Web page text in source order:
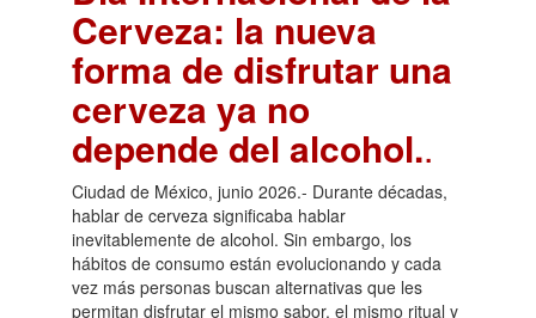
Cerveza: la nueva
forma de disfrutar una
cerveza ya no
depende del alcohol..
Ciudad de México, junio 2026.- Durante décadas,
hablar de cerveza significaba hablar
inevitablemente de alcohol. Sin embargo, los
hábitos de consumo están evolucionando y cada
vez más personas buscan alternativas que les
permitan disfrutar el mismo sabor, el mismo ritual y